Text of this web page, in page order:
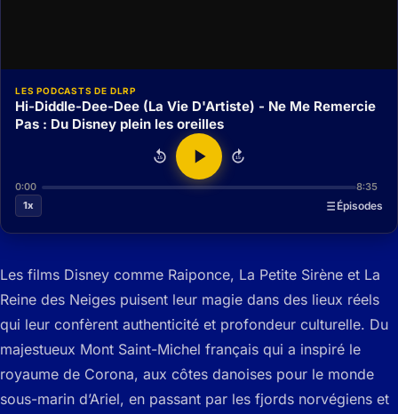
LES PODCASTS DE DLRP
Hi-Diddle-Dee-Dee (La Vie D'Artiste) - Ne Me Remercie
Pas : Du Disney plein les oreilles
15 15
0:00
8:35
1x
Épisodes
Les films Disney comme Raiponce, La Petite Sirène et La
Reine des Neiges puisent leur magie dans des lieux réels
qui leur confèrent authenticité et profondeur culturelle. Du
majestueux Mont Saint-Michel français qui a inspiré le
royaume de Corona, aux côtes danoises pour le monde
sous-marin d’Ariel, en passant par les fjords norvégiens et